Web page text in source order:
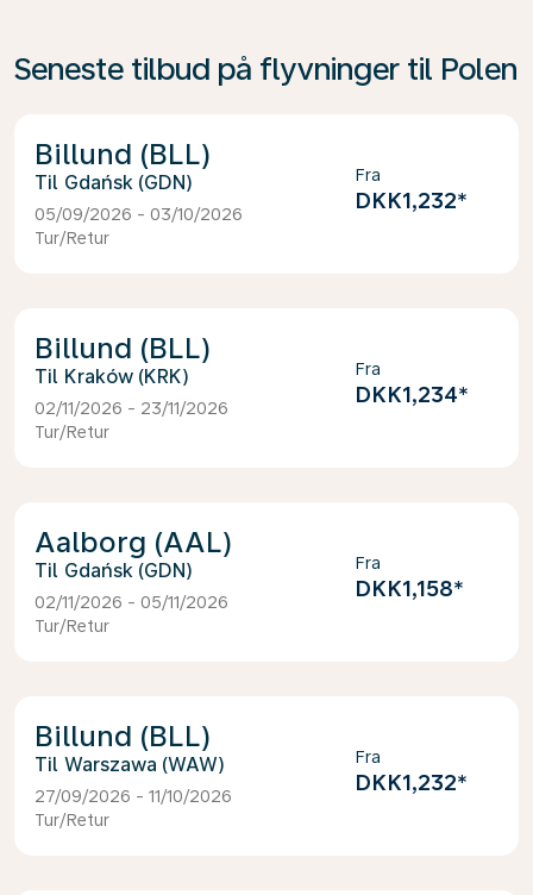
Seneste tilbud på flyvninger til Polen
Billund (BLL)
Gdańsk (GDN)
05/09/2026 - 03/10/2026
Tur/Retur
Fra
DKK1,232*
Billund (BLL)
Kraków (KRK)
02/11/2026 - 23/11/2026
Tur/Retur
Fra
DKK1,234*
Aalborg (AAL)
Gdańsk (GDN)
02/11/2026 - 05/11/2026
Tur/Retur
Fra
DKK1,158*
Billund (BLL)
Warszawa (WAW)
27/09/2026 - 11/10/2026
Tur/Retur
Fra
DKK1,232*